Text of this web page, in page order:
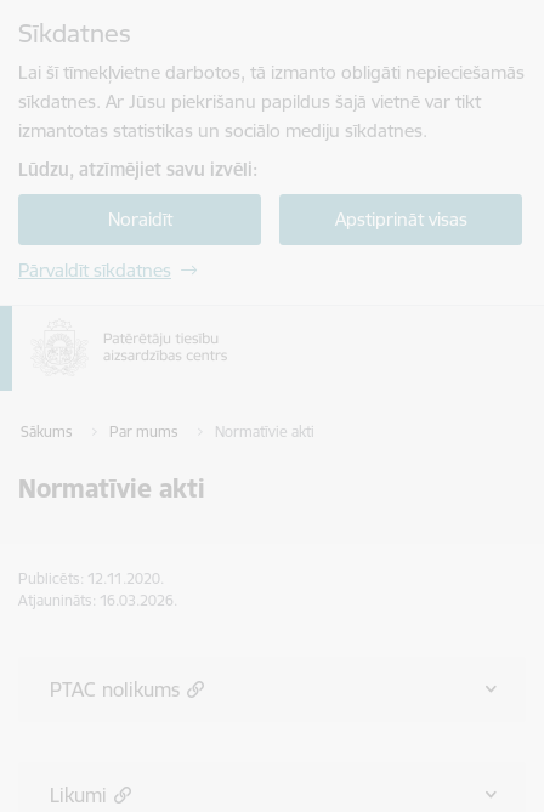
Sīkdatnes
Lai šī tīmekļvietne darbotos, tā izmanto obligāti nepieciešamās
sīkdatnes. Ar Jūsu piekrišanu papildus šajā vietnē var tikt
izmantotas statistikas un sociālo mediju sīkdatnes.
Lūdzu, atzīmējiet savu izvēli:
Noraidīt Apstiprināt visas
Pārvaldīt sīkdatnes
Sākums Par mums Normatīvie akti
Normatīvie akti
Publicēts: 12.11.2020.
Atjaunināts: 16.03.2026.
PTAC nolikums
Likumi